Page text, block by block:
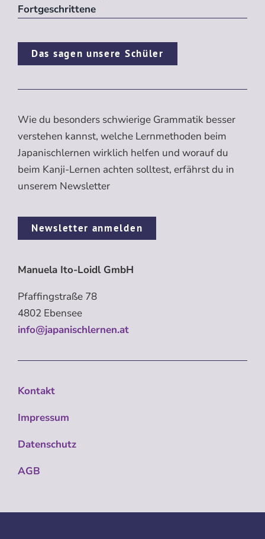
Fortgeschrittene
Das sagen unsere Schüler
Wie du besonders schwierige Grammatik besser
verstehen kannst, welche Lernmethoden beim
Japanischlernen wirklich helfen und worauf du
beim Kanji-Lernen achten solltest, erfährst du in
unserem Newsletter
Newsletter anmelden
Manuela Ito-Loidl GmbH
Pfaffingstraße 78
4802 Ebensee
info@japanischlernen.at
Kontakt
Impressum
Datenschutz
AGB